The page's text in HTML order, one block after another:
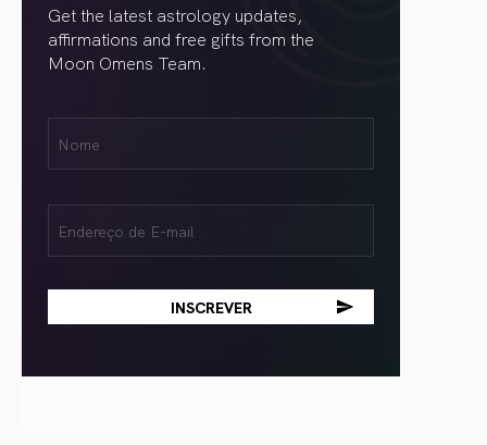
Get the latest astrology updates,
affirmations and free gifts from the
Moon Omens Team.
(obrigatório)
(obrigatório)